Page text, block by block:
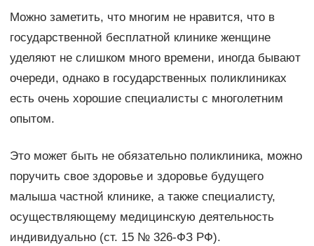
Можно заметить, что многим не нравится, что в
государственной бесплатной клинике женщине
уделяют не слишком много времени, иногда бывают
очереди, однако в государственных поликлиниках
есть очень хорошие специалисты с многолетним
опытом.
Это может быть не обязательно поликлиника, можно
поручить свое здоровье и здоровье будущего
малыша частной клинике, а также специалисту,
осуществляющему медицинскую деятельность
индивидуально (ст. 15 № 326-ФЗ РФ).